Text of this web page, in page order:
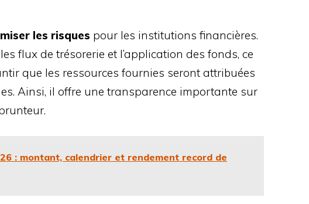
les risques pour les institutions financières.
flux de trésorerie et l’application des fonds, ce
que les ressources fournies seront attribuées
Ainsi, il offre une transparence importante sur
: montant, calendrier et rendement record de